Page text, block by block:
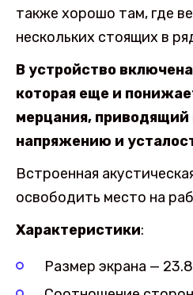
также хорошо там, где
нескольких стоящих в
В устройство
которая еще и
мерцания,
напряжению и
Встроенная
освободить место на
Характеристики:
Размер экрана —